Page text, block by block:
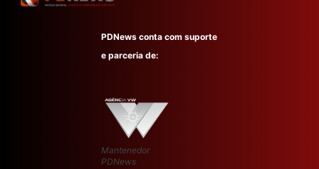
PDNews conta com suporte
e parceria de:
Mantenedor
PDNews